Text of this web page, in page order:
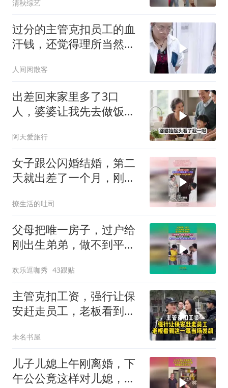
清秋综艺
过分的主管克扣员工的血
汗钱，还觉得理所当然必
人间闲散客
出差回来家里多了3口
人，婆婆让我先去做饭，
阿天爱旅行
女子跟公闪婚结婚，第二
天就出差了一个月，刚回
撩生活的吐司
父母把唯一房子，过户给
刚出生弟弟，做不到平等
欢乐逗咖秀 43跟贴
主管克扣工资，强行让保
安赶走员工，老板看到这
未名书屋
儿子儿媳上午刚离婚，下
午公公竟这样对儿媳，爱